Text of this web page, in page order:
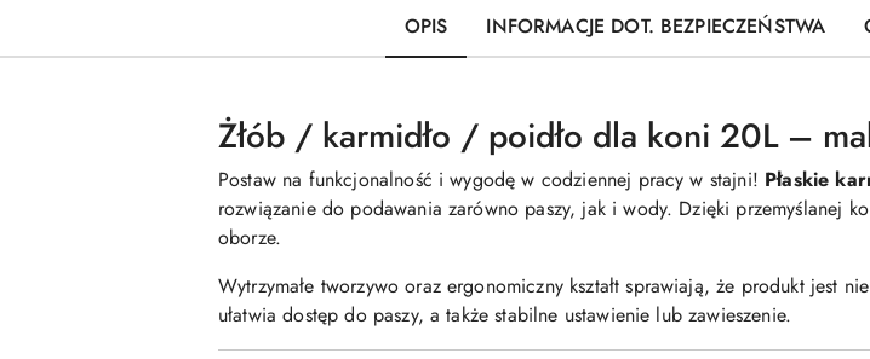
OPIS INFORMACJE DOT. BEZPIECZEŃSTWA
Żłób / karmidło / poidło dla koni 20L –
Postaw na funkcjonalność i wygodę w codziennej pracy w stajni! Płaskie
rozwiązanie do podawania zarówno paszy, jak i wody. Dzięki przemyślanej
oborze.
Wytrzymałe tworzywo oraz ergonomiczny kształt sprawiają, że produkt jest
ułatwia dostęp do paszy, a także stabilne ustawienie lub zawieszenie.